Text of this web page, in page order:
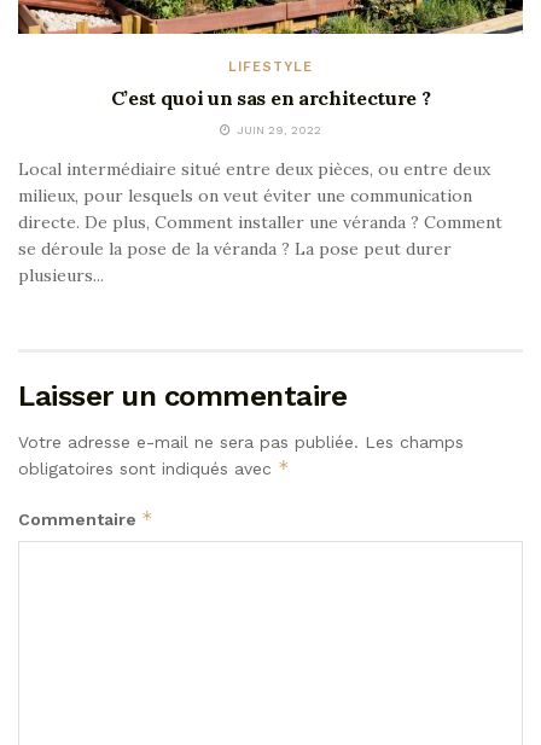
LIFESTYLE
C’est quoi un sas en architecture ?
JUIN 29, 2022
Local intermédiaire situé entre deux pièces, ou entre deux
milieux, pour lesquels on veut éviter une communication
directe. De plus, Comment installer une véranda ? Comment
se déroule la pose de la véranda ? La pose peut durer
plusieurs...
Laisser un commentaire
Votre adresse e-mail ne sera pas publiée. Les champs
obligatoires sont indiqués avec *
Commentaire *